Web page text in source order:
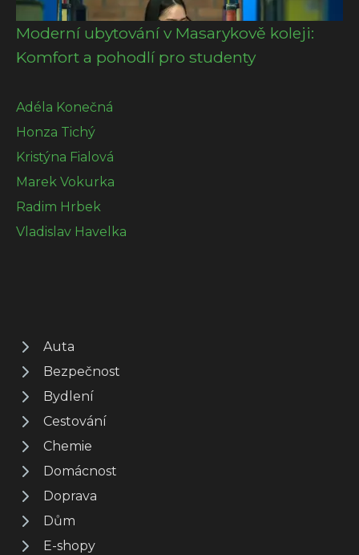
Moderní ubytování v Masarykově koleji:
Komfort a pohodlí pro studenty
Adéla Konečná
Honza Tichý
Kristýna Fialová
Marek Vokurka
Radim Hrbek
Vladislav Havelka
Auta
Bezpečnost
Bydlení
Cestování
Chemie
Domácnost
Doprava
Dům
E-shopy